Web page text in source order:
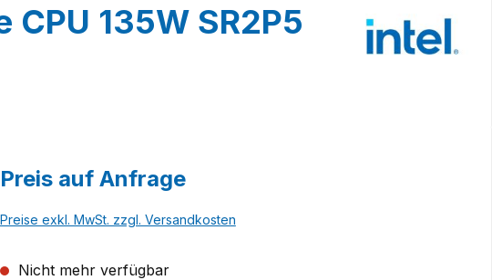
135W SR2P5
Preis auf Anfrage
Preise exkl. MwSt. zzgl. Versandkosten
Nicht mehr verfügbar